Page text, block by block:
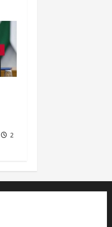
2